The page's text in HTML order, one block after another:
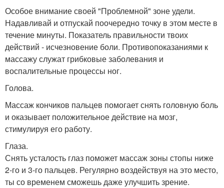
Особое внимание своей "Проблемной" зоне удели.
Надавливай и отпускай поочередно точку в этом месте в
течение минуты. Показатель правильности твоих
действий - исчезновение боли. Противопоказаниями к
массажу служат грибковые заболевания и
воспалительные процессы ног.
Голова.
Массаж кончиков пальцев помогает снять головную боль
и оказывает положительное действие на мозг,
стимулируя его работу.
Глаза.
Снять усталость глаз поможет массаж зоны стопы ниже
2-го и 3-го пальцев. Регулярно воздействуя на это место,
ты со временем сможешь даже улучшить зрение.